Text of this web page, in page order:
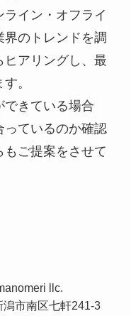
イン・オフライ
のトレンドを調
アリングし、最
。
できている場合
っているのか確認
ご提案をさせて
llc.
市南区七軒241-3